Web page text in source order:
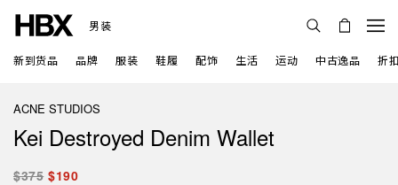
男装
新到货品 品牌 服装 鞋履 配饰 生活 运动 中古逸品 折
ACNE STUDIOS
Kei Destroyed Denim Wallet
$375 $190